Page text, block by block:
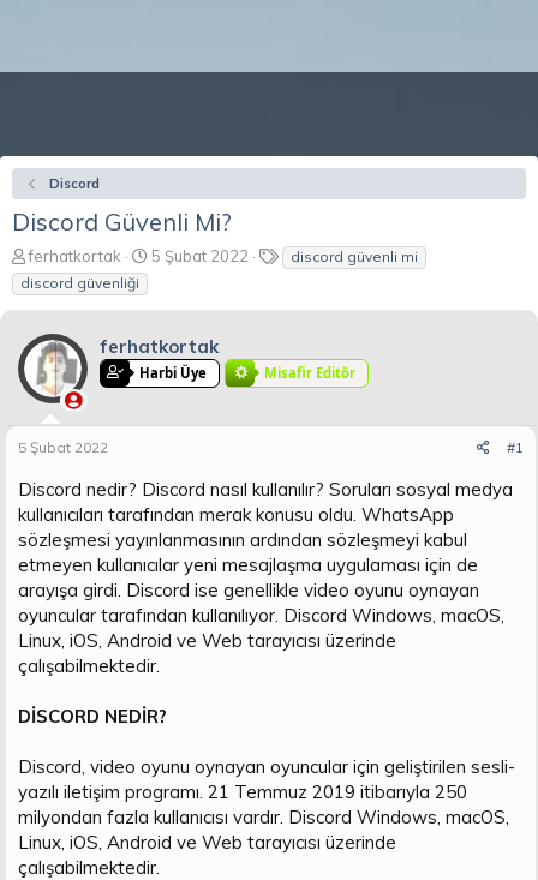
Discord
Discord Güvenli Mi?
K
o
n
u
u
b
a
ş
a
t
a
n
ferhatkortak
B
a
n
g
ç
r
i
h
5 Şubat 2022
E
t
l
r
discord güvenli mi
discord güvenliği
ferhatkortak
Harbi Üye Misafir Editör
5 Şubat 2022 #1
Discord nedir? Discord nasıl kullanılır? Soruları sosyal medya
kullanıcıları tarafından merak konusu oldu. WhatsApp
sözleşmesi yayınlanmasının ardından sözleşmeyi kabul
etmeyen kullanıcılar yeni mesajlaşma uygulaması için de
arayışa girdi. Discord ise genellikle video oyunu oynayan
oyuncular tarafından kullanılıyor. Discord Windows, macOS,
Linux, iOS, Android ve Web tarayıcısı üzerinde
çalışabilmektedir.
DİSCORD NEDİR?
Discord, video oyunu oynayan oyuncular için geliştirilen sesli-
yazılı iletişim programı. 21 Temmuz 2019 itibarıyla 250
milyondan fazla kullanıcısı vardır. Discord Windows, macOS,
Linux, iOS, Android ve Web tarayıcısı üzerinde
çalışabilmektedir.